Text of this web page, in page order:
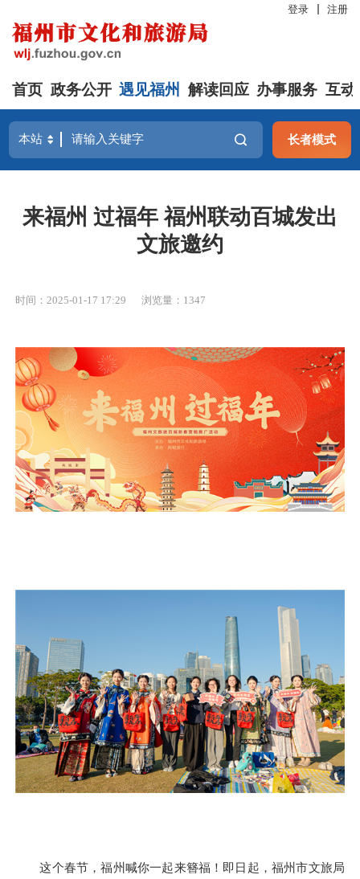
登录 注册
首页 政务公开 遇见福州 解读回应 办事服务 互动
长者模式
来福州 过福年 福州联动百城发出
文旅邀约
时间：2025-01-17 17:29 浏览量：1347
这个春节，福州喊你一起来簪福！即日起，福州市文旅局